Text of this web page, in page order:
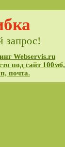
запрос!
Webservis.ru
под сайт 100мб,
почта.